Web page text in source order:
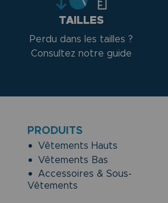
TAILLES
Perdu dans les tailles ?
Consultez notre guide
PRODUITS
Vêtements Hauts
Vêtements Bas
Accessoires & Sous-
Vêtements